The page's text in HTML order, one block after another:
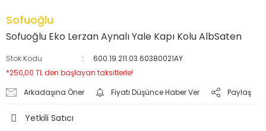
Sofuoğlu
Sofuoğlu Eko Lerzan Aynalı Yale Kapı Kolu AlbSaten
Stok Kodu
600.19.211.03.60380021AY
*250,00 TL den başlayan taksitlerle!
Arkadaşına Öner
Fiyatı Düşünce Haber Ver Paylaş
Yetkili Satıcı